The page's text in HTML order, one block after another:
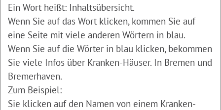
Ein Wort heißt: Inhaltsübersicht.
Wenn Sie auf das Wort klicken, kommen Sie auf
eine Seite mit viele anderen Wörtern in blau.
Wenn Sie auf die Wörter in blau klicken, bekommen
Sie viele Infos über Kranken-Häuser. In Bremen und
Bremerhaven.
Zum Beispiel:
Sie klicken auf den Namen von einem Kranken-